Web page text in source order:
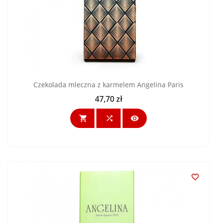
Czekolada mleczna z karmelem Angelina Paris
Cena
47,70 zł
  
